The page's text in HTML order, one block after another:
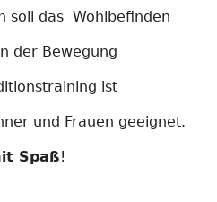
soll das Wohlbefinden
der Bewegung
ist
und Frauen geeignet.
Spaß!